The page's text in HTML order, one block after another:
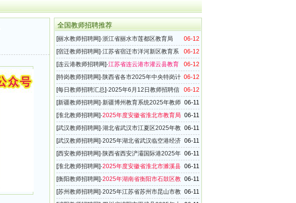
全国教师招聘推荐
06-12
[丽水教师招聘网]·浙江省丽水市莲都区教育局
2025年教师招聘92名公告
06-12
[宿迁教师招聘网]·江苏省宿迁市洋河新区教育系
统2025年教师招聘8名公告
06-12
[连云港教师招聘网]·江苏省连云港市灌云县教育
局所属学校2025年新教师招聘140名公告
06-12
[特岗教师招聘网]·陕西省各市2025年中央特岗计
划教师招聘考试岗位及设置标准发布
06-12
[每日教师招聘汇总]·2025年6月12日教师招聘信
息汇总（67条）
06-11
[新疆教师招聘网]·新疆博州教育系统2025年教师
招聘35名公告
06-11
[淮北教师招聘网]·2025年度安徽省淮北市教育局
直属中小学新任教师招聘60名公告
06-11
[武汉教师招聘网]·湖北省武汉市江夏区2025年教
师招聘200名公告
06-11
[武汉教师招聘网]·2025年湖北省武汉临空港经济
技术开发区（东西湖区）教师招聘141名公告
06-11
[西安教师招聘网]·陕西省西安浐灞国际港2025年
公办中小学教师招聘72名公告
06-11
[淮北教师招聘网]·2025年度安徽省淮北市濉溪县
中小学新任教师招聘105名公告
06-11
[衡阳教师招聘网]·2025年湖南省衡阳市石鼓区教
师招聘42名公告
06-11
[苏州教师招聘网]·2025年江苏省苏州市昆山市教